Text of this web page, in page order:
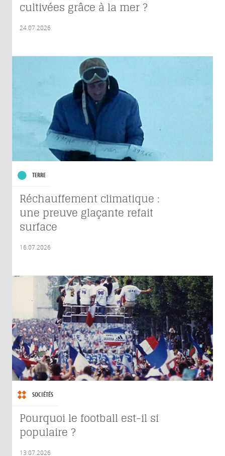
cultivées grâce à la mer ?
24.07.2026
TERRE
Réchauffement climatique :
une preuve glaçante refait
surface
16.07.2026
SOCIÉTÉS
Pourquoi le football est-il si
populaire ?
13.07.2026